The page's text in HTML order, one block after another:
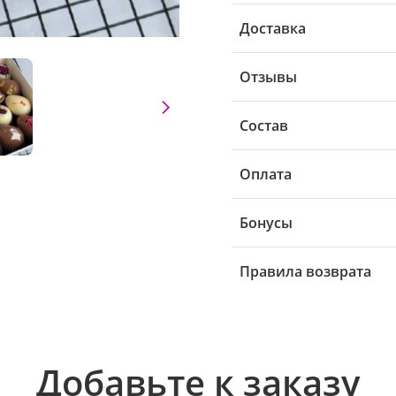
Доставка
Отзывы
Состав
Оплата
Бонусы
Правила возврата
Добавьте к заказу